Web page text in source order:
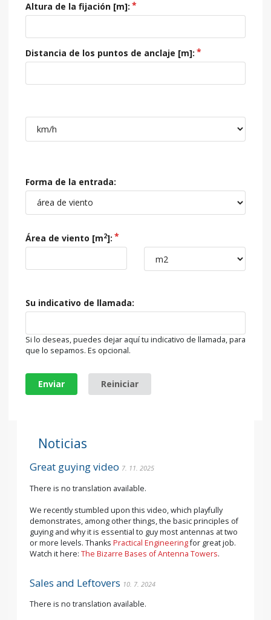
Altura de la fijación [m]:
Distancia de los puntos de anclaje [m]:
Forma de la entrada:
Área de viento [m2]:
Su indicativo de llamada:
Si lo deseas, puedes dejar aquí tu indicativo de llamada, para
que lo sepamos. Es opcional.
Enviar Reiniciar
Noticias
Great guying video 7. 11. 2025
There is no translation available.
We recently stumbled upon this video, which playfully
demonstrates, among other things, the basic principles of
guying and why it is essential to guy most antennas at two
or more levels. Thanks Practical Engineeringfor great job.
Watch it here: The Bizarre Bases of Antenna Towers.
Sales and Leftovers 10. 7. 2024
There is no translation available.